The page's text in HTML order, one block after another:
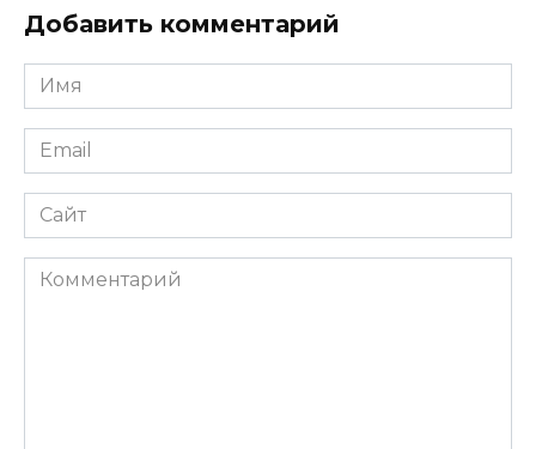
Добавить комментарий
Имя
*
Email
*
Сайт
Комментарий